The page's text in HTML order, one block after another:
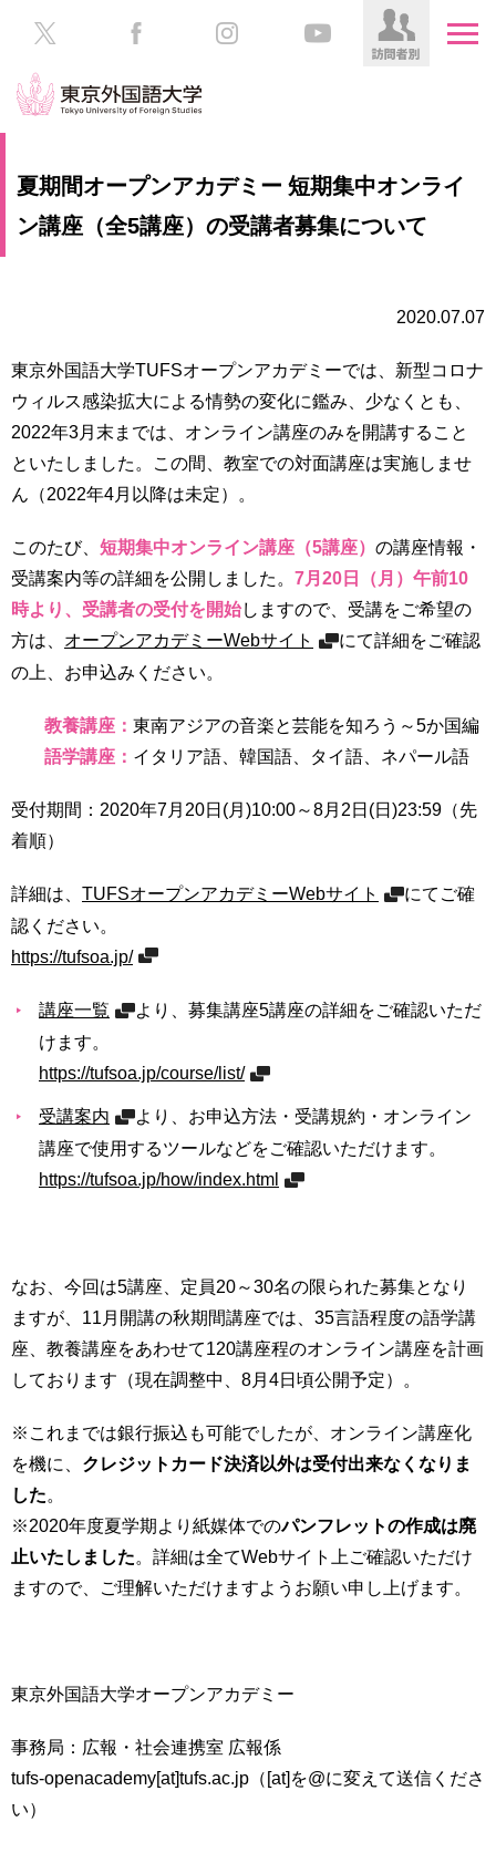
大
部・
学
院
／
育
研
究
社
連
情
附
を
る
わ
セ
サ
イ
マ
プ
験
生
の
生
方
保
者
方
卒
生
の
域
の
教
員
用
夏期間オープンアカデミー 短期集中オンライ
ン講座（全5講座）の受講者募集について
2020.07.07
東京外国語大学TUFSオープンアカデミーでは、新型コロナ
ウィルス感染拡大による情勢の変化に鑑み、少なくとも、
2022年3月末までは、オンライン講座のみを開講すること
といたしました。この間、教室での対面講座は実施しませ
ん（2022年4月以降は未定）。
このたび、 短期集中オンライン講座（5講座） の講座情報・
受講案内等の詳細を公開しました。 7月20日（月）午前10
時より、受講者の受付を開始しますので、受講をご希望の
方は、 オープンアカデミーWebサイト
にて詳細をご確認
の上、お申込みください。
教養講座： 東南アジアの音楽と芸能を知ろう～5か国編
語学講座： イタリア語、韓国語、タイ語、ネパール語
受付期間：2020年7月20日(月)10:00～8月2日(日)23:59（先
着順）
詳細は、 TUFSオープンアカデミーWebサイト
にてご確
認ください。
https://tufsoa.jp/
講座一覧
より、募集講座5講座の詳細をご確認いただ
けます。
https://tufsoa.jp/course/list/
受講案内
より、お申込方法・受講規約・オンライン
講座で使用するツールなどをご確認いただけます。
https://tufsoa.jp/how/index.html
なお、今回は5講座、定員20～30名の限られた募集となり
ますが、11月開講の秋期間講座では、35言語程度の語学講
座、教養講座をあわせて120講座程のオンライン講座を計画
しております（現在調整中、8月4日頃公開予定）。
※これまでは銀行振込も可能でしたが、オンライン講座化
を機に、 クレジットカード決済以外は受付出来なくなりま
した。
※2020年度夏学期より紙媒体でのパンフレットの作成は廃
止いたしました。詳細は全てWebサイト上ご確認いただけ
ますので、ご理解いただけますようお願い申し上げます。
東京外国語大学オープンアカデミー
事務局：広報・社会連携室 広報係
tufs-openacademy[at]tufs.ac.jp（[at]を@に変えて送信くださ
い）